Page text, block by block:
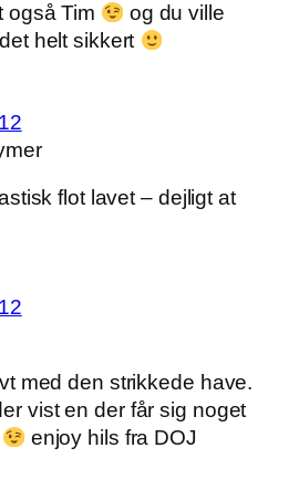
også Tim
og du ville
helt sikkert
flot lavet – dejligt at
med den strikkede have.
vist en der får sig noget
enjoy hils fra DOJ